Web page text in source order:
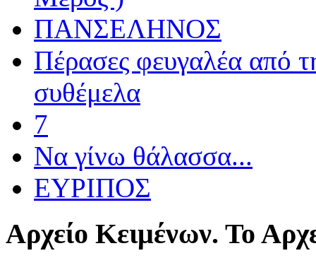
ΠΑΝΣΕΛΗΝΟΣ
Πέρασες φευγαλέα από
συθέμελα
7
Να γίνω θάλασσα...
ΕΥΡΙΠΟΣ
Αρχείο Κειμένων. Το